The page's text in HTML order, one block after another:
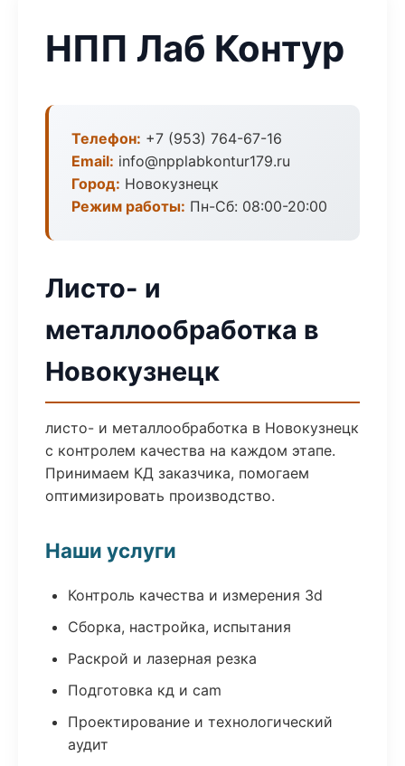
НПП Лаб Контур
Телефон: +7 (953) 764-67-16
Email: info@npplabkontur179.ru
Город: Новокузнецк
Режим работы: Пн-Сб: 08:00-20:00
Листо- и
металлообработка в
Новокузнецк
листо- и металлообработка в Новокузнецк
с контролем качества на каждом этапе.
Принимаем КД заказчика, помогаем
оптимизировать производство.
Наши услуги
Контроль качества и измерения 3d
Сборка, настройка, испытания
Раскрой и лазерная резка
Подготовка кд и cam
Проектирование и технологический
аудит